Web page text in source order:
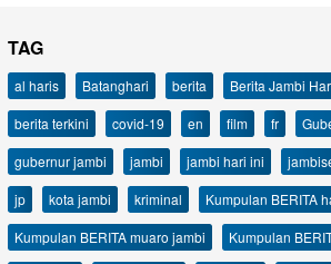
TAG
al haris Batanghari berita Berita Jambi
berita terkini
covid-19 en film fr
gubernur jambi
jambi jambi hari ini
jp
kota jambi kriminal
Kumpulan BERITA
Kumpulan BERITA muaro jambi
Kumpulan